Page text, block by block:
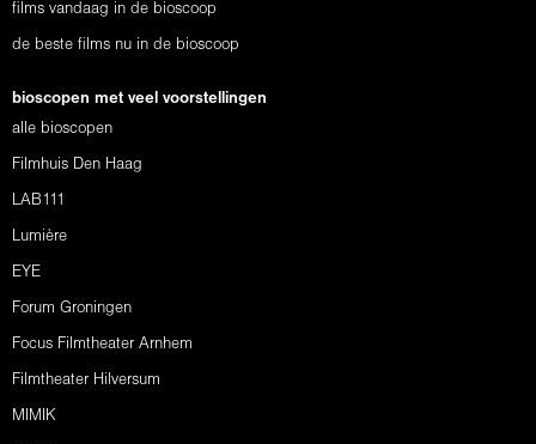
films vandaag in de bioscoop
de beste films nu in de bioscoop
bioscopen met veel voorstellingen
alle bioscopen
Filmhuis Den Haag
LAB111
Lumière
EYE
Forum Groningen
Focus Filmtheater Arnhem
Filmtheater Hilversum
MIMIK